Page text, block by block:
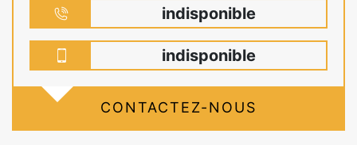
indisponible
indisponible
CONTACTEZ-NOUS